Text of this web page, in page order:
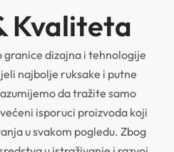
Kvaliteta
dizajna i tehnologije
najbolje ruksake i putne
da tražite samo
isporuci proizvoda koji
u svakom pogledu. Zbog